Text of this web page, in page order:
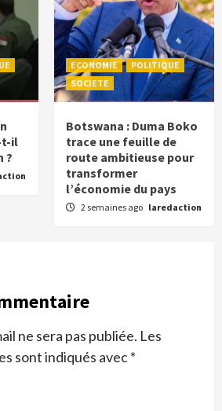
t-il
?
ECONOMIE
POLITIQUE
SOCIETE
Botswana : Duma Boko
trace une feuille de
route ambitieuse pour
transformer
l’économie du pays
2 semaines ago laredaction
ne sera pas publiée. Les
sont indiqués avec*